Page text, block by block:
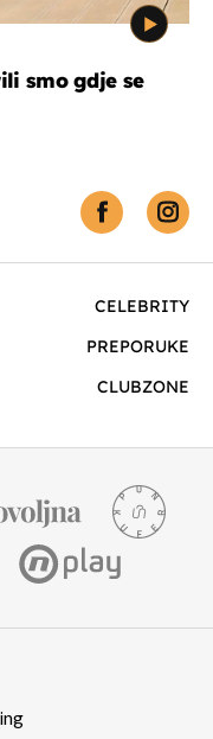
smo gdje se
CELEBRITY
PREPORUKE
CLUBZONE